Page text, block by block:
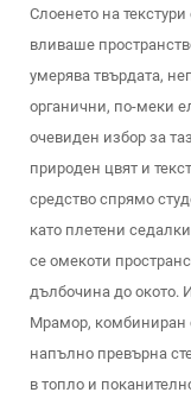
Слоенето на
вливаше
умерява твърдата,
органични, по-меки
очевиден избор за
природен цвят и
средство спрямо
като плетени
се омекоти
дълбочина до окото.
Мрамор, комбиниран
напълно превърна
в топло и